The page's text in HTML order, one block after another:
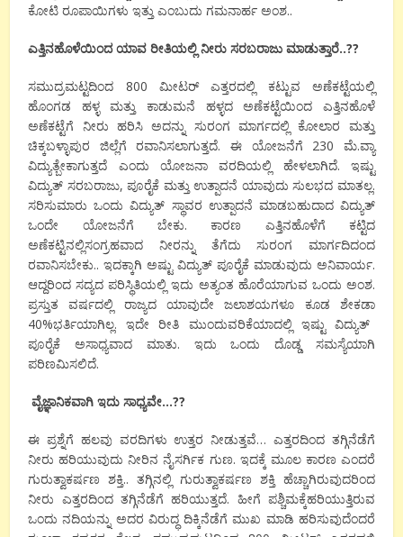
ಕೋಟಿ ರೂಪಾಯಿಗಳು ಇತ್ತು ಎಂಬುದು ಗಮನಾರ್ಹ ಅಂಶ..
ಎತ್ತಿನಹೊಳೆಯಿಂದ ಯಾವ ರೀತಿಯಲ್ಲಿ ನೀರು ಸರಬರಾಜು ಮಾಡುತ್ತಾರೆ..??
ಸಮುದ್ರಮಟ್ಟದಿಂದ 800 ಮೀಟರ್ ಎತ್ತರದಲ್ಲಿ ಕಟ್ಟುವ
ಅಣೆಕಟ್ಟೆಯಲ್ಲಿ
ಹೊಂಗಡ
ಹಳ್ಳ ಮತ್ತು ಕಾಡುಮನೆ ಹಳ್ಳದ ಅಣೆಕಟ್ಟೆಯಿಂದ
ಎತ್ತಿನಹೊಳೆ
ಅಣೆಕಟ್ಟೆಗೆ ನೀರು ಹರಿಸಿ ಅದನ್ನು ಸುರಂಗ ಮಾರ್ಗದಲ್ಲಿ ಕೋಲಾರ ಮತ್ತು
ಚಿಕ್ಕಬಳ್ಳಾಪುರ
ಜಿಲ್ಲೆಗೆ ರವಾನಿಸಲಾಗುತ್ತದೆ.ಈ ಯೋಜನೆಗೆ 230 ಮೆ.ವ್ಯಾ
ವಿದ್ಯುತ್ಬೇಕಾಗುತ್ತದೆ ಎಂದು ಯೋಜನಾ ವರದಿಯಲ್ಲಿ ಹೇಳಲಾಗಿದೆ. ಇಷ್ಟು
ವಿದ್ಯುತ್ ಸರಬರಾಜು,ಪೂರೈಕೆ ಮತ್ತು ಉತ್ಪಾದನೆ ಯಾವುದು ಸುಲಭದ ಮಾತಲ್ಲ.
ಸರಿಸುಮಾರು ಒಂದು ವಿದ್ಯುತ್ ಸ್ಥಾವರ ಉತ್ಪಾದನೆ ಮಾಡಬಹುದಾದ ವಿದ್ಯುತ್
ಒಂದೇ
ಯೋಜನೆಗೆ ಬೇಕು.ಕಾರಣ ಎತ್ತಿನಹೊಳೆಗೆ
ಕಟ್ಟಿದ
ಅಣೆಕಟ್ಟಿನಲ್ಲಿಸಂಗ್ರಹವಾದ ನೀರನ್ನು ತೆಗೆದು
ಸುರಂಗ ಮಾರ್ಗದಿದಂದ
ರವಾನಿಸಬೇಕು..ಇದಕ್ಕಾಗಿ ಅಷ್ಟು ವಿದ್ಯುತ್ ಪೂರೈಕೆ ಮಾಡುವುದು ಅನಿವಾರ್ಯ.
ಆದ್ದರಿಂದ ಸದ್ಯದ ಪರಿಸ್ಥಿತಿಯಲ್ಲಿ ಇದು ಅತ್ಯಂತ ಹೊರೆಯಾಗುವ ಒಂದು ಅಂಶ.
ಪ್ರಸ್ತುತ
ವರ್ಷದಲ್ಲಿ ರಾಜ್ಯದ ಯಾವುದೇ ಜಲಾಶಯಗಳೂ ಕೂಡ
ಶೇಕಡಾ
40%ಭರ್ತಿಯಾಗಿಲ್ಲ.ಇದೇ ರೀತಿ ಮುಂದುವರಿಕೆಯಾದಲ್ಲಿ ಇಷ್ಟು
ವಿದ್ಯುತ್
ಪೂರೈಕೆ
ಅಸಾಧ್ಯವಾದ ಮಾತು. ಇದು ಒಂದು ದೊಡ್ಡ
ಸಮಸ್ಯೆಯಾಗಿ
ಪರಿಣಮಿಸಲಿದೆ.
ವೈಜ್ಞಾನಿಕವಾಗಿ ಇದು ಸಾಧ್ಯವೇ…??
ಈ ಪ್ರಶ್ನೆಗೆ ಹಲವು ವರದಿಗಳು ಉತ್ತರ ನೀಡುತ್ತವೆ…ಎತ್ತರದಿಂದ ತಗ್ಗಿನೆಡೆಗೆ
ನೀರು ಹರಿಯುವುದು ನೀರಿನ ನೈಸರ್ಗಿಕ ಗುಣ. ಇದಕ್ಕೆ ಮೂಲ ಕಾರಣ ಎಂದರೆ
ಗುರುತ್ವಾಕರ್ಷಣ ಶಕ್ತಿ..ತಗ್ಗಿನಲ್ಲಿ ಗುರುತ್ವಾಕರ್ಷಣ ಶಕ್ತಿ ಹೆಚ್ಚಾಗಿರುವುದರಿಂದ
ನೀರು ಎತ್ತರದಿಂದ ತಗ್ಗಿನೆಡೆಗೆ ಹರಿಯುತ್ತದೆ. ಹೀಗೆ ಪಶ್ಚಿಮಕ್ಕೆಹರಿಯುತ್ತಿರುವ
ಒಂದು ನದಿಯನ್ನು ಅದರ ವಿರುದ್ಧ ದಿಕ್ಕಿನೆಡೆಗೆ ಮುಖ ಮಾಡಿ ಹರಿಸುವುದೆಂದರೆ